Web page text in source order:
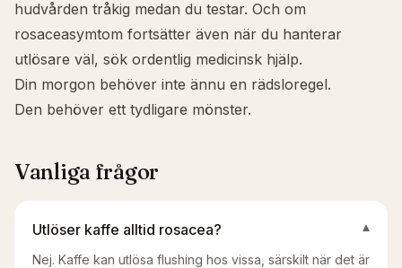
hudvården tråkig medan du testar. Och om
rosaceasymtom fortsätter även när du hanterar
utlösare väl, sök ordentlig medicinsk hjälp.
Din morgon behöver inte ännu en rädsloregel.
Den behöver ett tydligare mönster.
Vanliga frågor
Utlöser kaffe alltid rosacea? ▾
Nej. Kaffe kan utlösa flushing hos vissa, särskilt när det är